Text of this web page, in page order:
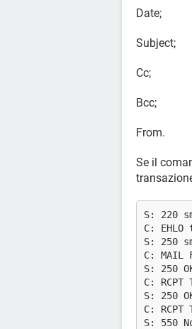
Date;
Subject;
Cc;
Bcc;
From.
Se il
S: 220
C:
S: 250
C: MAIL
S: 250
C: RCPT
S: 250
C:
S: 550